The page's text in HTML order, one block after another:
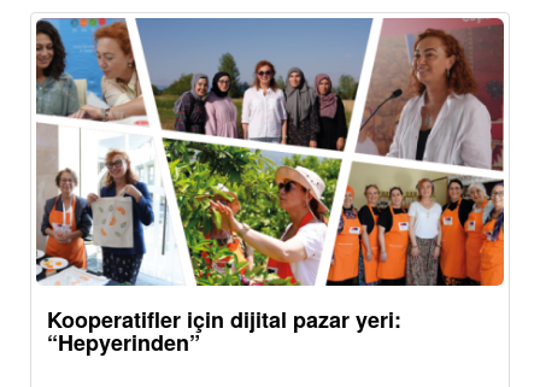
Kooperatifler için dijital pazar yeri:
“Hepyerinden”